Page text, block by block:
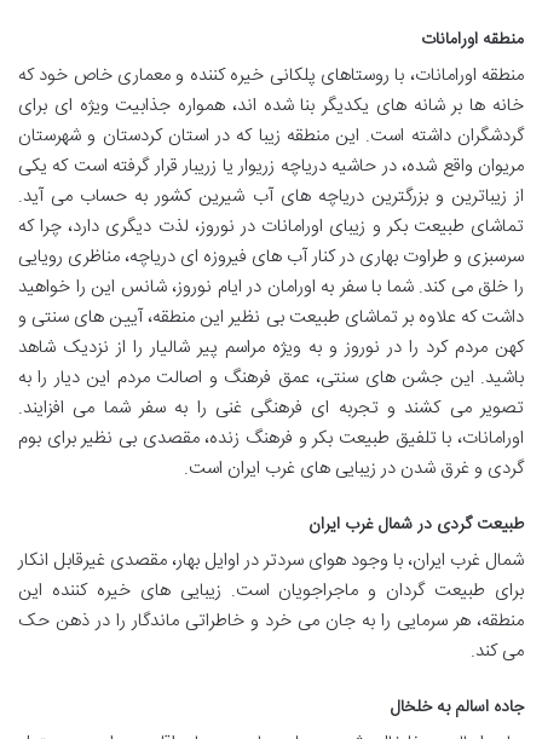
منطقه اورامانات
منطقه اورامانات، با روستاهای پلکانی خیره کننده و معماری خاص خود که
خانه ها بر شانه های یکدیگر بنا شده اند، همواره جذابیت ویژه ای برای
گردشگران داشته است. این منطقه زیبا که در استان کردستان و شهرستان
مریوان واقع شده، در حاشیه دریاچه زریوار یا زریبار قرار گرفته است که یکی
از زیباترین و بزرگترین دریاچه های آب شیرین کشور به حساب می آید.
تماشای طبیعت بکر و زیبای اورامانات در نوروز، لذت دیگری دارد، چرا که
سرسبزی و طراوت بهاری در کنار آب های فیروزه ای دریاچه، مناظری رویایی
را خلق می کند. شما با سفر به اورامان در ایام نوروز، شانس این را خواهید
داشت که علاوه بر تماشای طبیعت بی نظیر این منطقه، آیین های سنتی و
کهن مردم کرد را در نوروز و به ویژه مراسم پیر شالیار را از نزدیک شاهد
باشید. این جشن های سنتی، عمق فرهنگ و اصالت مردم این دیار را به
تصویر می کشند و تجربه ای فرهنگی غنی را به سفر شما می افزایند.
اورامانات، با تلفیق طبیعت بکر و فرهنگ زنده، مقصدی بی نظیر برای بوم
گردی و غرق شدن در زیبایی های غرب ایران است.
طبیعت گردی در شمال غرب ایران
شمال غرب ایران، با وجود هوای سردتر در اوایل بهار، مقصدی غیرقابل انکار
برای طبیعت گردان و ماجراجویان است. زیبایی های خیره کننده این
منطقه، هر سرمایی را به جان می خرد و خاطراتی ماندگار را در ذهن حک
می کند.
جاده اسالم به خلخال